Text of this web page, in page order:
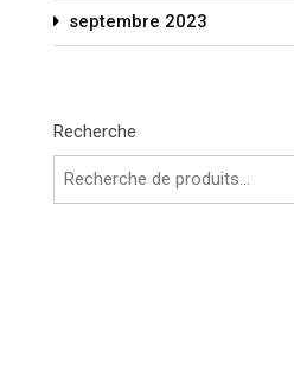
septembre 2023
Recherche